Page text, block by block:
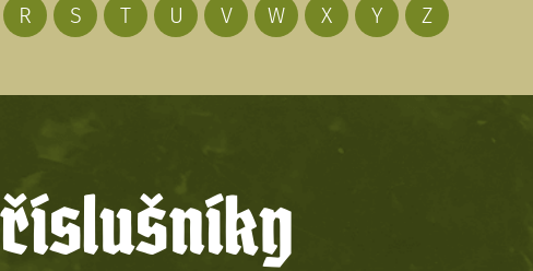
R S T U V W X Y Z